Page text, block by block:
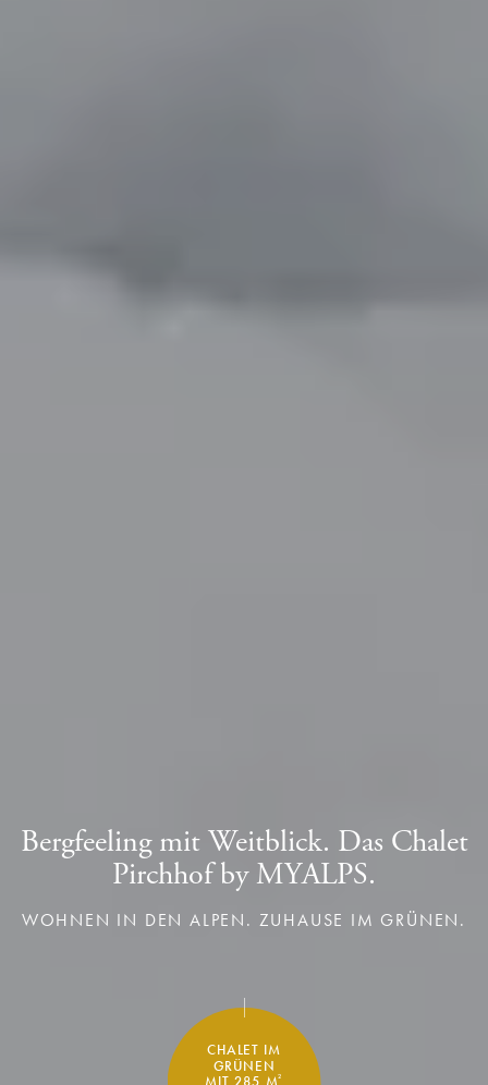
CHALET IM
GRÜNEN
MIT 285 M2
Bergfeeling mit Weitblick. Das Chalet
Pirchhof by MYALPS.
WOHNEN IN DEN ALPEN. ZUHAUSE IM GRÜNEN.
Bergfeeling mit Weitblick. Das Chalet
Pirchhof by MYALPS.
WOHNEN IN DEN ALPEN. ZUHAUSE IM GRÜNEN.